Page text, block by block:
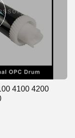
4100 4200